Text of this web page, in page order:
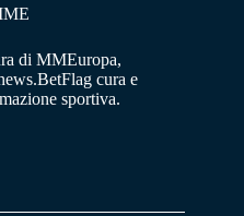
di MMEuropa,
cura e
sportiva.